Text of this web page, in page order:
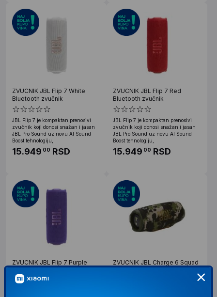
ZVUCNIK JBL Flip 7 White
Bluetooth zvučnik
JBL Flip 7 je kompaktan prenosivi
zvučnik koji donosi snažan i jasan
JBL Pro Sound uz novu AI Sound
Boost tehnologiju,
15.949 00 RSD
ZVUCNIK JBL Flip 7 Red
Bluetooth zvučnik
JBL Flip 7 je kompaktan prenosivi
zvučnik koji donosi snažan i jasan
JBL Pro Sound uz novu AI Sound
Boost tehnologiju,
15.949 00 RSD
ZVUCNIK JBL Flip 7 Purple
ZVUCNIK JBL Charge 6 Squad